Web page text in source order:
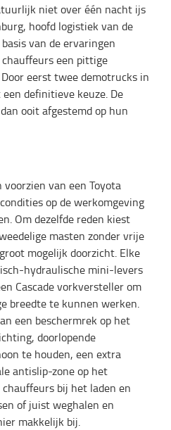
niet over één nacht ijs
hoofd logistiek van de
van de ervaringen
een pittige
eerst twee demotrucks in
definitieve keuze. De
ooit afgestemd op hun
van een Toyota
op de werkomgeving
Om dezelfde reden kiest
masten zonder vrije
mogelijk doorzicht. Elke
hydraulische mini-levers
Cascade vorkversteller om
breedte te kunnen werken.
een beschermrek op het
doorlopende
te houden, een extra
antislip-zone op het
bij het laden en
of juist weghalen en
makkelijk bij.